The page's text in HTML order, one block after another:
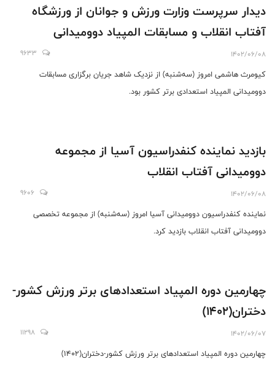
دیدار سرپرست وزارت ورزش و جوانان از ورزشگاه
آفتاب انقلاب و مسابقات المپیاد دوومیدانی
1402/06/08
9633
کیومرث هاشمی امروز (سه‌شنبه) از نزدیک شاهد جریان برگزاری مسابقات
دوومیدانی المپیاد استعدادی برتر کشور بود.
بازدید نماینده کنفدراسیون آسیا از مجموعه
دوومیدانی آفتاب انقلاب
1402/06/08
9606
نماینده کنفدراسیون دوومیدانی آسیا امروز (سه‌شنبه) از مجموعه تخصصی
دوومیدانی آفتاب انقلاب بازدید کرد.
چهارمین دوره المپیاد استعداد‌های برتر ورزش کشور-
دختران(1402)
1402/06/07
11298
چهارمین دوره المپیاد استعداد‌های برتر ورزش کشور-دختران(1402)